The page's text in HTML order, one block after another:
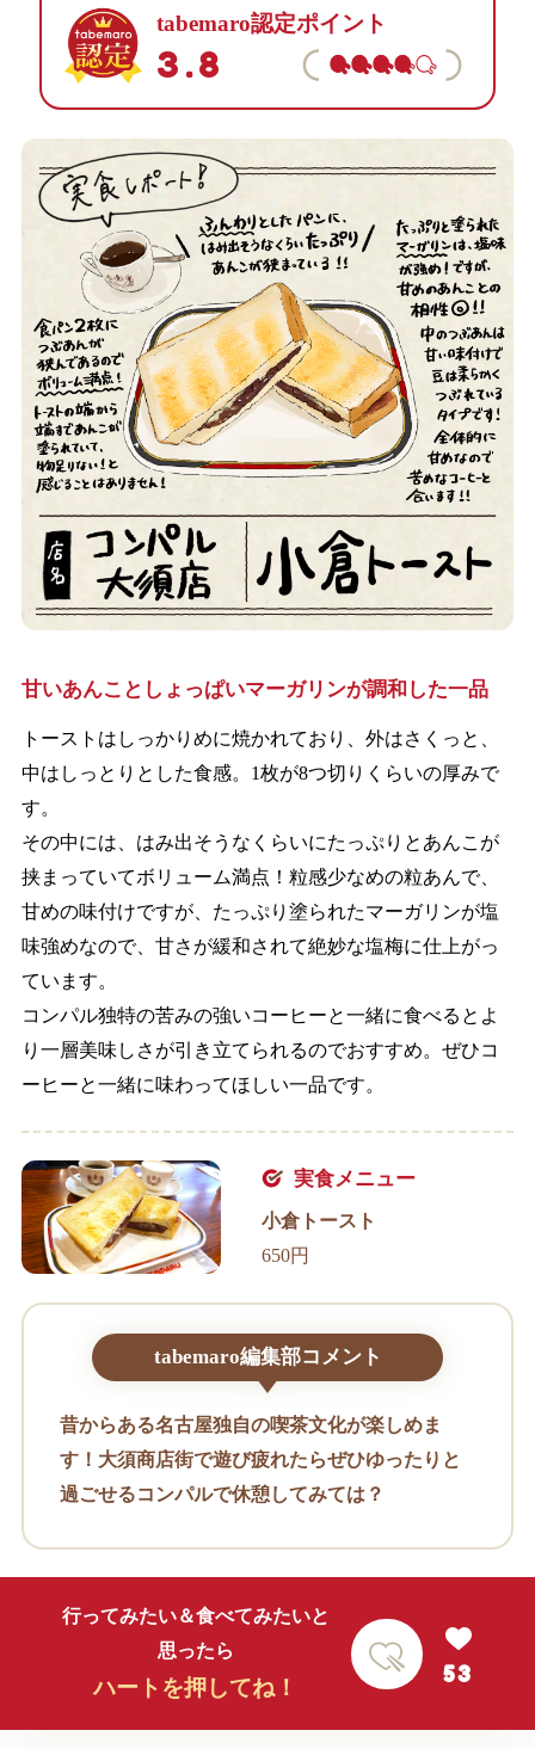
tabemaro認定ポイント
3.8
甘いあんことしょっぱいマーガリンが調和した一品
トーストはしっかりめに焼かれており、外はさくっと、
中はしっとりとした食感。1枚が8つ切りくらいの厚みで
す。
その中には、はみ出そうなくらいにたっぷりとあんこが
挟まっていてボリューム満点！粒感少なめの粒あんで、
甘めの味付けですが、たっぷり塗られたマーガリンが塩
味強めなので、甘さが緩和されて絶妙な塩梅に仕上がっ
ています。
コンパル独特の苦みの強いコーヒーと一緒に食べるとよ
り一層美味しさが引き立てられるのでおすすめ。ぜひコ
ーヒーと一緒に味わってほしい一品です。
実食メニュー
小倉トースト
650円
tabemaro編集部コメント
昔からある名古屋独自の喫茶文化が楽しめま
す！大須商店街で遊び疲れたらぜひゆったりと
過ごせるコンパルで休憩してみては？
行ってみたい＆食べてみたいと
思ったら
ハートを押してね！
53